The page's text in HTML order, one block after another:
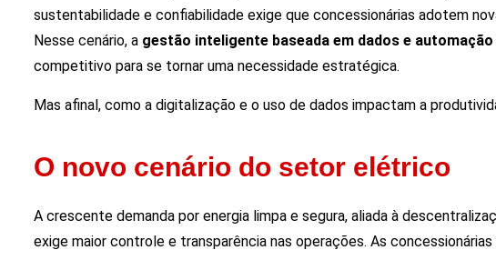
sustentabilidade e confiabilidade exige que concessionárias adotem
Nesse cenário, a gestão inteligente baseada em dados e automação
competitivo para se tornar uma necessidade estratégica.
Mas afinal, como a digitalização e o uso de dados impactam a
O novo cenário do setor elétrico
A crescente demanda por energia limpa e segura, aliada à
exige maior controle e transparência nas operações. As concessionárias